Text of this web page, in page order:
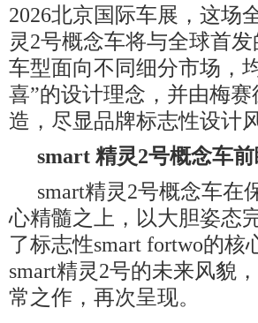
2026北京国际车展，这场
灵2号概念车将与全球首
车型面向不同细分市场，
喜”的设计理念，并由梅
造，尽显品牌标志性设计风
smart 精灵2号概念车
smart精灵2号概念车在
心精髓之上，以大胆姿态
了标志性smart fortwo的
smart精灵2号的未来风貌
常之作，再次呈现。